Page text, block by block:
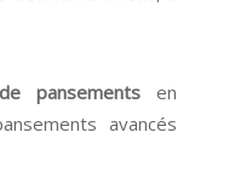
pansements en
avancés